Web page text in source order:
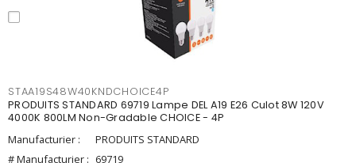
STAA19S48W40KNDCHOICE4P
PRODUITS STANDARD 69719 Lampe DEL A19 E26 Culot 8W 120V
4000K 800LM Non-Gradable CHOICE - 4P
Manufacturier :
PRODUITS STANDARD
# Manufacturier : 69719